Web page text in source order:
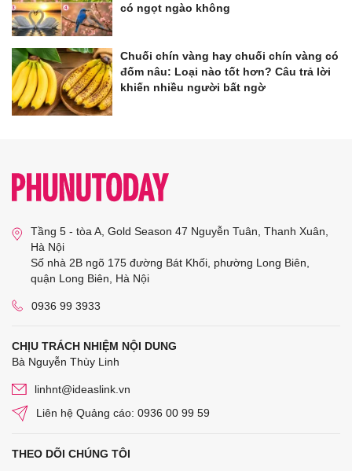
có ngọt ngào không
Chuối chín vàng hay chuối chín vàng có
đốm nâu: Loại nào tốt hơn? Câu trả lời
khiến nhiều người bất ngờ
Tầng 5 - tòa A, Gold Season 47 Nguyễn Tuân, Thanh Xuân,
Hà Nội
Số nhà 2B ngõ 175 đường Bát Khối, phường Long Biên,
quận Long Biên, Hà Nội
0936 99 3933
CHỊU TRÁCH NHIỆM NỘI DUNG
Bà Nguyễn Thùy Linh
linhnt@ideaslink.vn
Liên hệ Quảng cáo: 0936 00 99 59
THEO DÕI CHÚNG TÔI